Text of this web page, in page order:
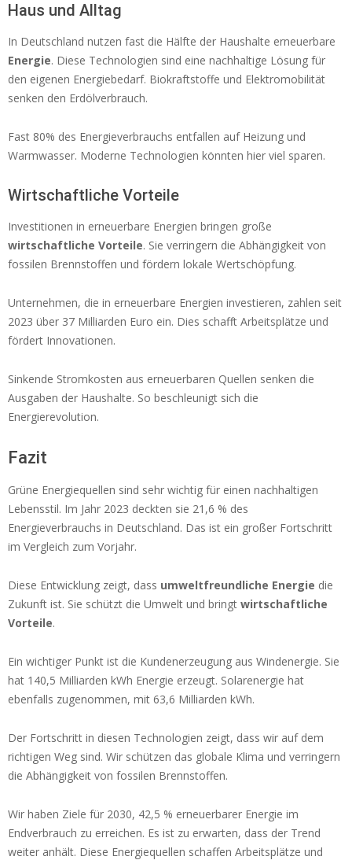
Haus und Alltag
In Deutschland nutzen fast die Hälfte der Haushalte erneuerbare
Energie. Diese Technologien sind eine nachhaltige Lösung für
den eigenen Energiebedarf. Biokraftstoffe und Elektromobilität
senken den Erdölverbrauch.
Fast 80% des Energieverbrauchs entfallen auf Heizung und
Warmwasser. Moderne Technologien könnten hier viel sparen.
Wirtschaftliche Vorteile
Investitionen in erneuerbare Energien bringen große
wirtschaftliche Vorteile. Sie verringern die Abhängigkeit von
fossilen Brennstoffen und fördern lokale Wertschöpfung.
Unternehmen, die in erneuerbare Energien investieren, zahlen seit
2023 über 37 Milliarden Euro ein. Dies schafft Arbeitsplätze und
fördert Innovationen.
Sinkende Stromkosten aus erneuerbaren Quellen senken die
Ausgaben der Haushalte. So beschleunigt sich die
Energierevolution.
Fazit
Grüne Energiequellen sind sehr wichtig für einen nachhaltigen
Lebensstil. Im Jahr 2023 deckten sie 21,6 % des
Energieverbrauchs in Deutschland. Das ist ein großer Fortschritt
im Vergleich zum Vorjahr.
Diese Entwicklung zeigt, dass umweltfreundliche Energie die
Zukunft ist. Sie schützt die Umwelt und bringt wirtschaftliche
Vorteile.
Ein wichtiger Punkt ist die Kundenerzeugung aus Windenergie. Sie
hat 140,5 Milliarden kWh Energie erzeugt. Solarenergie hat
ebenfalls zugenommen, mit 63,6 Milliarden kWh.
Der Fortschritt in diesen Technologien zeigt, dass wir auf dem
richtigen Weg sind. Wir schützen das globale Klima und verringern
die Abhängigkeit von fossilen Brennstoffen.
Wir haben Ziele für 2030, 42,5 % erneuerbarer Energie im
Endverbrauch zu erreichen. Es ist zu erwarten, dass der Trend
weiter anhält. Diese Energiequellen schaffen Arbeitsplätze und